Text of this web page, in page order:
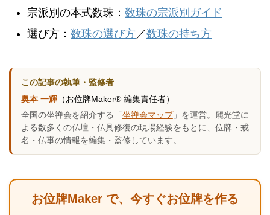
宗派別の本式数珠： 数珠の宗派別ガイド
選び方： 数珠の選び方 ／数珠の持ち方
この記事の執筆・監修者
奥本 一輝（お位牌Maker® 編集責任者）
全国の坐禅会を紹介する「坐禅会マップ」を運営。麗光堂に
よる数多くの仏壇・仏具修復の現場経験をもとに、位牌・戒
名・仏事の情報を編集・監修しています。
お位牌Maker で、今すぐお位牌を作る